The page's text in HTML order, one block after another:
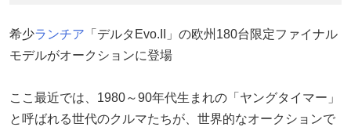
希少ランチア 「デルタEvo.II」の欧州180台限定ファイナル
モデルがオークションに登場
ここ最近では、1980～90年代生まれの「ヤングタイマー」
と呼ばれる世代のクルマたちが、世界的なオークションで